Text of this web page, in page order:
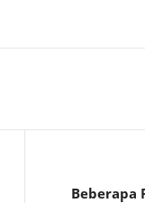
Beberapa